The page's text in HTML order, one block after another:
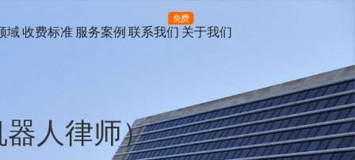
域收费标准 服务案例 联系我们
免费
关于我们
人律师）